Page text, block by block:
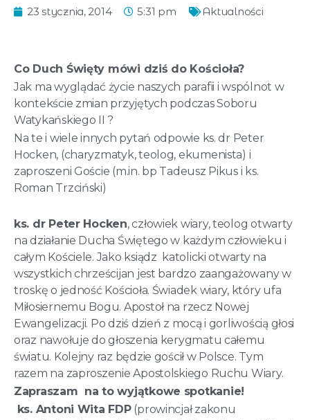
23 stycznia, 2014 5:31 pm Aktualności
Co Duch Święty mówi dziś do Kościoła?
Jak ma wyglądać życie naszych parafii i wspólnot w
kontekście zmian przyjętych podczasSoboru
Watykańskiego II ?
Na te i wiele innych pytań odpowie ks. dr Peter
Hocken, (charyzmatyk, teolog, ekumenista) i
zaproszeni Goście (m.in. bp Tadeusz Pikus i ks.
Roman Trzciński)
ks. dr Peter Hocken, człowiek wiary, teolog otwarty
na działanie Ducha Świętego w każdym człowieku i
całym Kościele. Jako ksiądz katolicki otwarty na
wszystkich chrześcijan jest bardzo zaangażowany w
troskę o jedność Kościoła. Świadek wiary, który ufa
Miłosiernemu Bogu. Apostoł na rzecz Nowej
Ewangelizacji. Po dziś dzień z mocą i gorliwością głosi
oraz nawołuje do głoszenia kerygmatu całemu
światu. Kolejny raz będzie gościł w Polsce. Tym
razem na zaproszenie Apostolskiego Ruchu Wiary.
Zapraszam na to wyjątkowe spotkanie!
ks. Antoni Wita FDP(prowincjał zakonu